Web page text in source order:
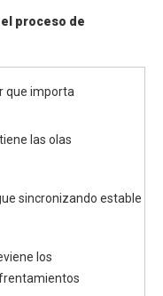
proceso de
que importa
las olas
sincronizando estable
los